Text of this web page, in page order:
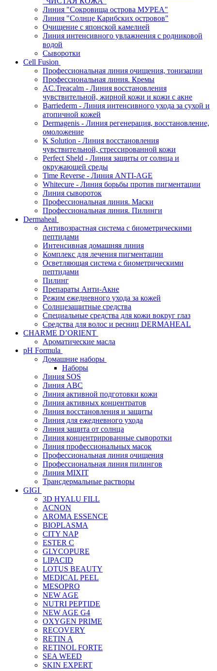
Линия "Сокровища острова МУРЕА"
Линия "Солнце Карибских островов"
Очищение с японской камелией
Линия интенсивного увлажнения с родниковой
водой
Сыворотки
Cell Fusion
Профессиональная линия очищения, тонизации
Профессиональная линия. Кремы
AC.Treacalm - Линия восстановления
чувствительной, жирной кожи и кожи с акне
Barriederm - Линия интенсивного ухода за сухой и
атопичной кожей
Dermagenis - Линия регенерация, восстановление,
омоложение
K Solution - Линия восстановления
чувствительной, стрессированной кожи
Perfect Sheld - Линия защиты от солнца и
окружающей среды
Time Reverse - Линия ANTI-AGE
Whitecure - Линия борьбы против пигментации
Линия сывороток
Профессиональная линия. Маски
Профессиональная линия. Пилинги
Dermaheal
Антивозрастная система с биометрическими
пептидами
Интенсивная домашняя линия
Комплекс для лечения пигментации
Осветляющая система с биометрическими
пептидами
Пилинг
Препараты Анти-Акне
Режим ежедневного ухода за кожей
Солнцезащитные средства
Специальные средства для кожи вокруг глаз
Средства для волос и ресниц DERMAHEAL
CHARME D’ORIENT
Ароматические масла
pH Formula
Домашние наборы
Наборы
Линия SOS
Линия АВС
Линия активной подготовки кожи
Линия активных концентратов
Линия восстановления и защиты
Линия для ежедневного ухода
Линия защита от солнца
Линия концентрированные сыворотки
Линия профессиональных масок
Профессиональная линия очищения
Профессиональная линия пилингов
Линия MIXIT
Трансдермальные растворы
GIGI
3D HYALU FILL
ACNON
AROMA ESSENCE
BIOPLASMA
CITY NAP
ESTER C
GLYCOPURE
LIPACID
LOTUS BEAUTY
MEDICAL PEEL
MESOPRO
NEW AGE
NUTRI PEPTIDE
NEW AGE G4
OXYGEN PRIME
RECOVERY
RETIN A
RETINOL FORTE
SEA WEED
SKIN EXPERT